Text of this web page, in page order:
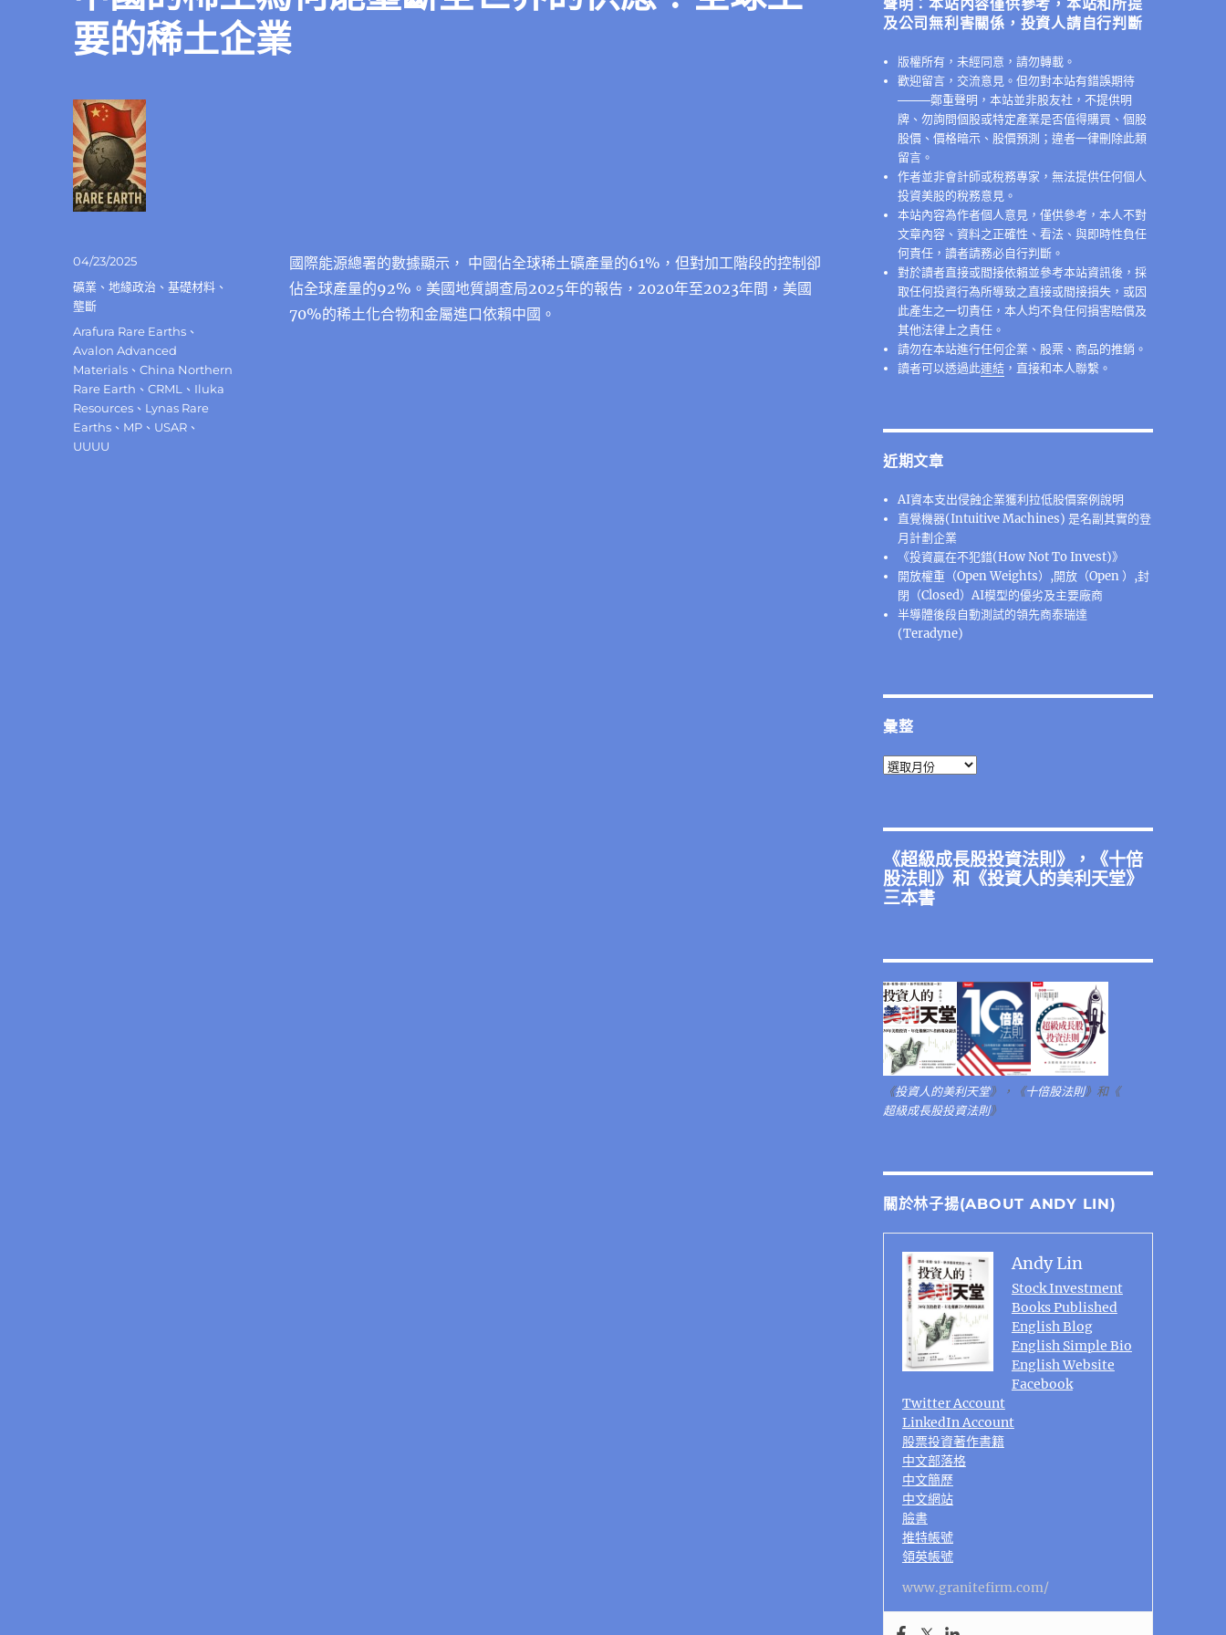
要的稀土企業
國際能源總署的數據顯示， 中國佔全球稀土礦產量的61%，但對加工階段的控制卻
佔全球產量的92%。美國地質調查局2025年的報告，2020年至2023年間，美國
70%的稀土化合物和金屬進口依賴中國。
發
佈
日
04/23/2025
分
類
礦業 、地緣政治 、基礎材料 、
壟斷
標
籤
Arafura Rare Earths 、
Avalon Advanced
Materials 、China Northern
Rare Earth 、CRML 、 Iluka
Resources 、 Lynas Rare
Earths 、 MP 、 USAR 、
UUUU
聲明：本站內容僅供參考，本站和所提
及公司無利害關係，投資人請自行判斷
版權所有，未經同意，請勿轉載。
歡迎留言，交流意見。但勿對本站有錯誤期待
────鄭重聲明，本站並非股友社，不提供明
牌、勿詢問個股或特定產業是否值得購買、個股
股價、價格暗示、股價預測；違者一律刪除此類
留言。
作者並非會計師或稅務專家，無法提供任何個人
投資美股的稅務意見。
本站內容為作者個人意見，僅供參考，本人不對
文章內容、資料之正確性、看法、與即時性負任
何責任，讀者請務必自行判斷。
對於讀者直接或間接依賴並參考本站資訊後，採
取任何投資行為所導致之直接或間接損失，或因
此產生之一切責任，本人均不負任何損害賠償及
其他法律上之責任。
請勿在本站進行任何企業、股票、商品的推銷。
讀者可以透過此連結 ，直接和本人聯繫。
近期文章
AI資本支出侵蝕企業獲利拉低股價案例說明
直覺機器(Intuitive Machines) 是名副其實的登
月計劃企業
《投資贏在不犯錯(How Not To Invest)》
開放權重（Open Weights）,開放（Open ）,封
閉（Closed）AI模型的優劣及主要廠商
半導體後段⾃動測試的領先商泰瑞達
(Teradyne)
彙整
彙
《超級成長股投資法則》，《十倍
股法則》和《投資人的美利天堂》
三本書
《投資人的美利天堂》，《十倍股法則》和《
超級成長股投資法則》
關於林子揚(ABOUT ANDY LIN)
Andy Lin
Stock Investment
Books Published
English Blog
English Simple Bio
English Website
Facebook
Twitter Account
LinkedIn Account
股票投資著作書籍
中文部落格
中文簡歷
中文網站
臉書
推特帳號
領英帳號
www.granitefirm.com/